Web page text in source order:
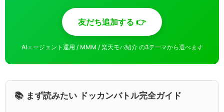
友だち追加する 👉
AIエージェント運用 / MMM / 楽天モバ紹介 の3テーマから選べます
📚 まず読みたい ドッカンバトル完全ガイド